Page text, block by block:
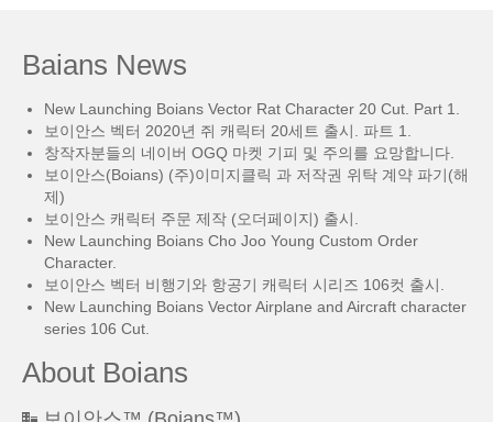
Baians News
New Launching Boians Vector Rat Character 20 Cut. Part 1.
보이안스 벡터 2020년 쥐 캐릭터 20세트 출시. 파트 1.
창작자분들의 네이버 OGQ 마켓 기피 및 주의를 요망합니다.
보이안스(Boians) (주)이미지클릭 과 저작권 위탁 계약 파기(해
제)
보이안스 캐릭터 주문 제작 (오더페이지) 출시.
New Launching Boians Cho Joo Young Custom Order
Character.
보이안스 벡터 비행기와 항공기 캐릭터 시리즈 106컷 출시.
New Launching Boians Vector Airplane and Aircraft character
series 106 Cut.
About Boians